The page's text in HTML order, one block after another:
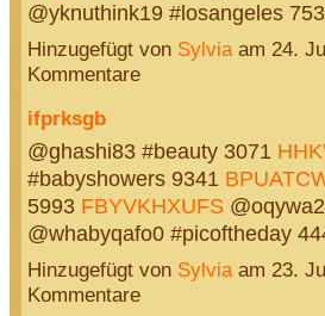
@yknuthink19 #losangeles
Hinzugefügt von Sylviaam 24.
Kommentare
ifprksgb
@ghashi83 #beauty 3071
#babyshowers 9341
5993 FBYVKHXUFS
@whabyqafo0 #picoftheday
Hinzugefügt von Sylviaam 23.
Kommentare